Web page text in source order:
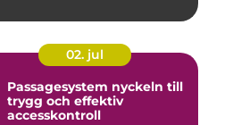
02. jul
Passagesystem nyckeln till
trygg och effektiv
accesskontroll